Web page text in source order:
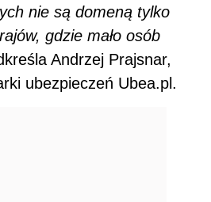
nie są domeną tylko
gdzie mało osób
Andrzej Prajsnar,
ubezpieczeń Ubea.pl.